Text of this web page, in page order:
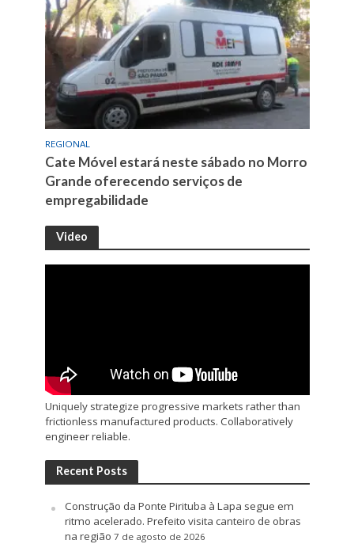
REGIONAL
Cate Móvel estará neste sábado no Morro
Grande oferecendo serviços de
empregabilidade
Video
Uniquely strategize progressive markets rather than
frictionless manufactured products. Collaboratively
engineer reliable.
Recent Posts
Construção da Ponte Pirituba à Lapa segue em
ritmo acelerado. Prefeito visita canteiro de obras
na região 7 de agosto de 2026